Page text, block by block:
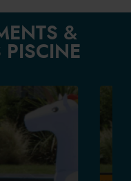
&
PISCINE